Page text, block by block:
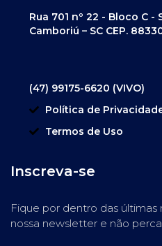
Rua 701 nº 22 - Bloco C
Camboriú – SC CEP.
(47) 99175-6620 (VIVO)
Política de
Termos de Uso
Inscreva-se
Fique por dentro das últimas
nossa newsletter e não